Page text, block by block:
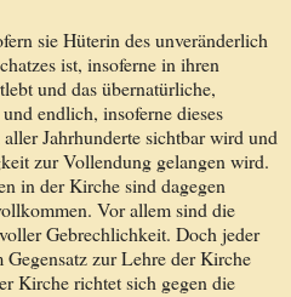
sie Hüterin des unveränderlich
ist, insoferne in ihren
und das übernatürliche,
endlich, insoferne dieses
Jahrhunderte sichtbar wird und
zur Vollendung gelangen wird.
in der Kirche sind dagegen
Vor allem sind die
Gebrechlichkeit. Doch jeder
zur Lehre der Kirche
Kirche richtet sich gegen die